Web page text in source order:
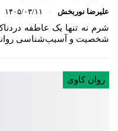
علیرضا نوربخش ۱۴۰۵/۰۳/۱۱
شرم نه تنها یک عاطفه
شخصیت و آسیب‌شناسی
روان کاوی